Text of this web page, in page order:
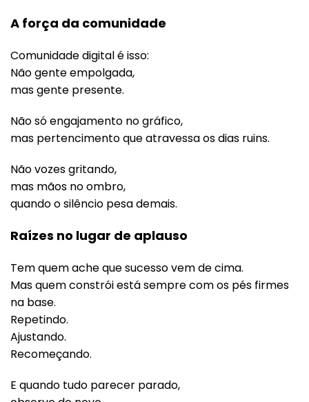
A força da comunidade
Comunidade digital é isso:
Não gente empolgada,
mas gente presente.
Não só engajamento no gráfico,
mas pertencimento que atravessa os dias ruins.
Não vozes gritando,
mas mãos no ombro,
quando o silêncio pesa demais.
Raízes no lugar de aplauso
Tem quem ache que sucesso vem de cima.
Mas quem constrói está sempre com os pés firmes
na base.
Repetindo.
Ajustando.
Recomeçando.
E quando tudo parecer parado,